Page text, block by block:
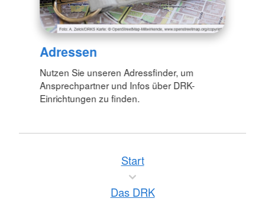
Adressen
Nutzen Sie unseren Adressfinder, um
Ansprechpartner und Infos über DRK-
Einrichtungen zu finden.
Start
Das DRK